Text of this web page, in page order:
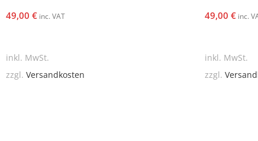
49,00 € inc. VAT
inkl. MwSt.
zzgl. Versandkosten
49,00 € inc.
inkl. MwSt.
zzgl.